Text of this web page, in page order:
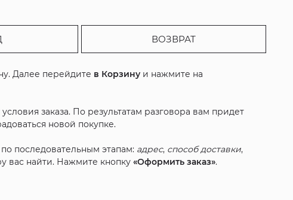
ВОЗВРАТ
Далее перейдите в Корзину и нажмите на
заказа. По результатам разговора вам придет
новой покупке.
последовательным этапам: адрес, способ доставки,
вас найти. Нажмите кнопку«Оформить заказ».